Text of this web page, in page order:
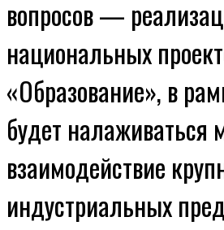
вопросов —
национальных
«Образование», в
будет налаживаться
взаимодействие
индустриальных